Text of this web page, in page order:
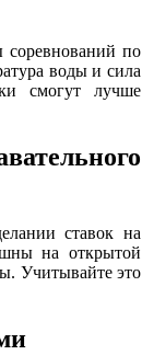
соревнований по
воды и сила
смогут лучше
ставок на
на открытой
Учитывайте это